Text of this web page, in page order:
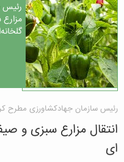
رئیس
رئیس سازمان جهادکشاورزی مطرح
انتقال مزارع سبزی و
ای